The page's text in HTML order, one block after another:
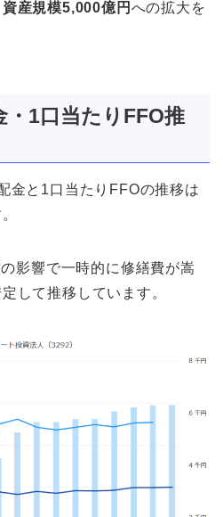
資産規模5,000億円 への拡大を
・1口当たりFFO推
金と1口当たりFFOの推移は
影響で一時的に修繕費が嵩
して推移しています。